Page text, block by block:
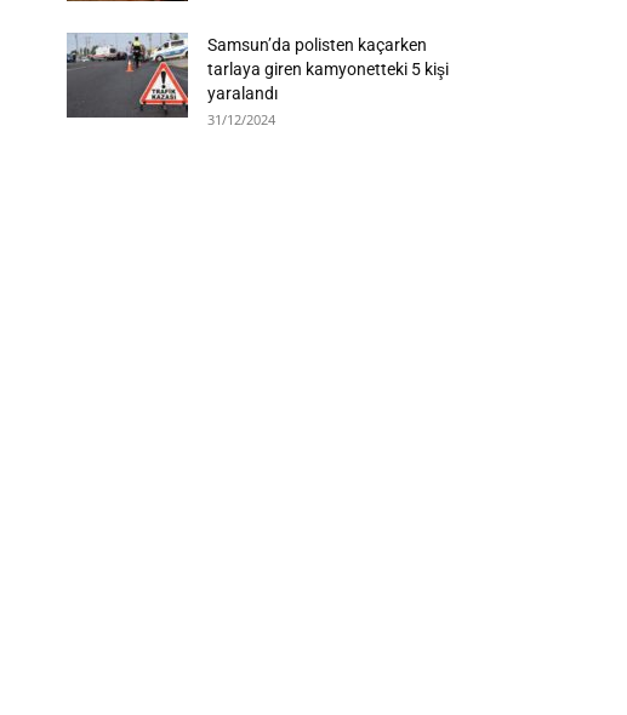
Samsun’da polisten kaçarken
tarlaya giren kamyonetteki 5 kişi
yaralandı
31/12/2024